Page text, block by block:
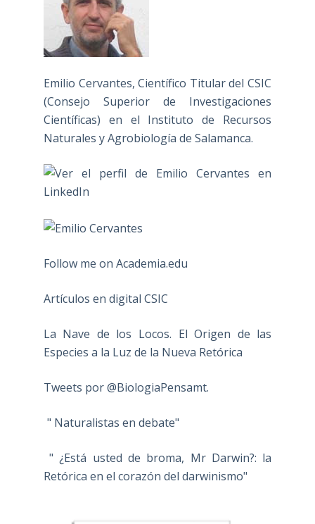
Emilio Cervantes, Científico Titular del CSIC
(Consejo Superior de Investigaciones
Científicas) en el Instituto de Recursos
Naturales y Agrobiología de Salamanca.
Follow me on Academia.edu
Artículos en digital CSIC
La Nave de los Locos. El Origen de las
Especies a la Luz de la Nueva Retórica
Tweets por @BiologiaPensamt.
" Naturalistas en debate"
" ¿Está usted de broma, Mr Darwin?: la
Retórica en el corazón del darwinismo"